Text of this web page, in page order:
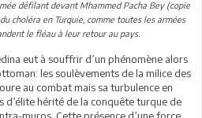
défilant devant Mhammed Pacha Bey (copie
choléra en Turquie, comme toutes les armées
le fléau à leur retour au pays.
eut à souffrir d’un phénomène alors
les soulèvements de la milice des
au combat mais sa turbulence en
d’élite hérité de la conquête turque de